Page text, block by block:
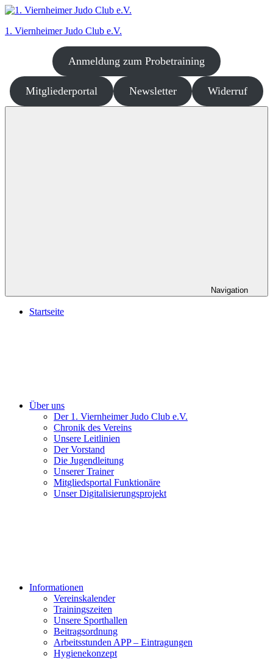
Zum
springen
1. Viernheimer Judo Club e.V.
dort
wo
es
Anmeldung zum Probetraining
Mitgliederportal Newsletter Widerruf
Navigation
Startseite
Über uns
Der 1. Viernheimer Judo Club e.V.
Chronik des Vereins
Unsere Leitlinien
Der Vorstand
Die Jugendleitung
Unserer Trainer
Mitgliedsportal Funktionäre
Unser Digitalisierungsprojekt
Informationen
Vereinskalender
Trainingszeiten
Unsere Sporthallen
Beitragsordnung
Arbeitsstunden APP – Eintragungen
Hygienekonzept